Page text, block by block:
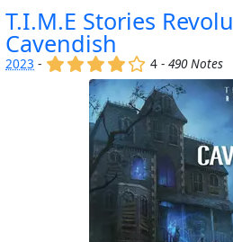
T.I.M.E Stories
Cavendish
2023 - (x) (x) (x) (x) ()4 -490 Notes